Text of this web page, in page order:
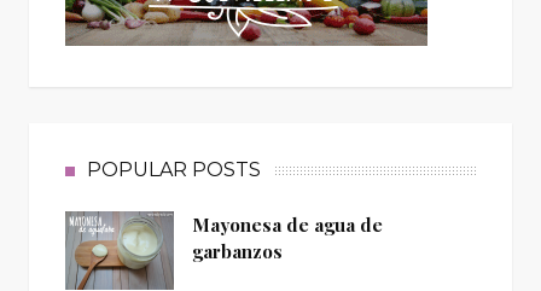
POPULAR POSTS
Mayonesa de agua de
garbanzos